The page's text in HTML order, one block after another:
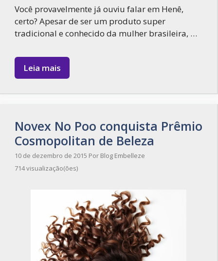
Você provavelmente já ouviu falar em Henê,
certo? Apesar de ser um produto super
tradicional e conhecido da mulher brasileira, …
Leia mais
Novex No Poo conquista Prêmio
Cosmopolitan de Beleza
10 de dezembro de 2015 Por Blog Embelleze
714 visualização(ões)